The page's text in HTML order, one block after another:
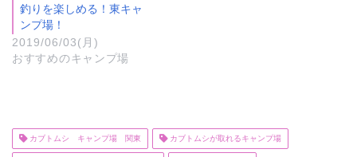
釣りを楽しめる！東キャ
ンプ場！
2019/06/03(月)
おすすめのキャンプ場
カブトムシ キャンプ場 関東 カブトムシが取れるキャンプ場